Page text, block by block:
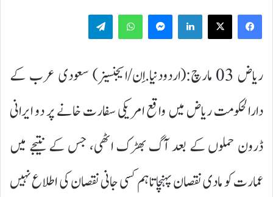
LinkedIn
WhatsApp
ریاض 03 مارچ:(اردودنیا.اِن/ایجنسیز) سعودی عرب کے
دارالحکومت ریاض میں واقع امریکی سفارت خانے پر دو ایرانی
ڈرون حملوں کے بعد آگ بھڑک اٹھی، جس کے نتیجے میں
عمارت کو مادی نقصان پہنچا تاہم کسی جانی نقصان کی اطلاع نہیں